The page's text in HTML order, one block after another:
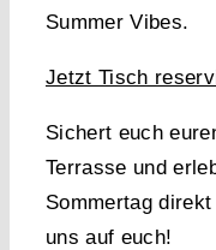
Summer Vibes.
Jetzt Tisch
Sichert euch
Terrasse und
Sommertag
uns auf euch!